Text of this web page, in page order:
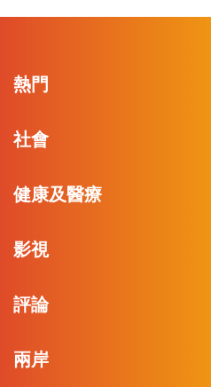
熱門
社會
健康及醫療
影視
評論
兩岸